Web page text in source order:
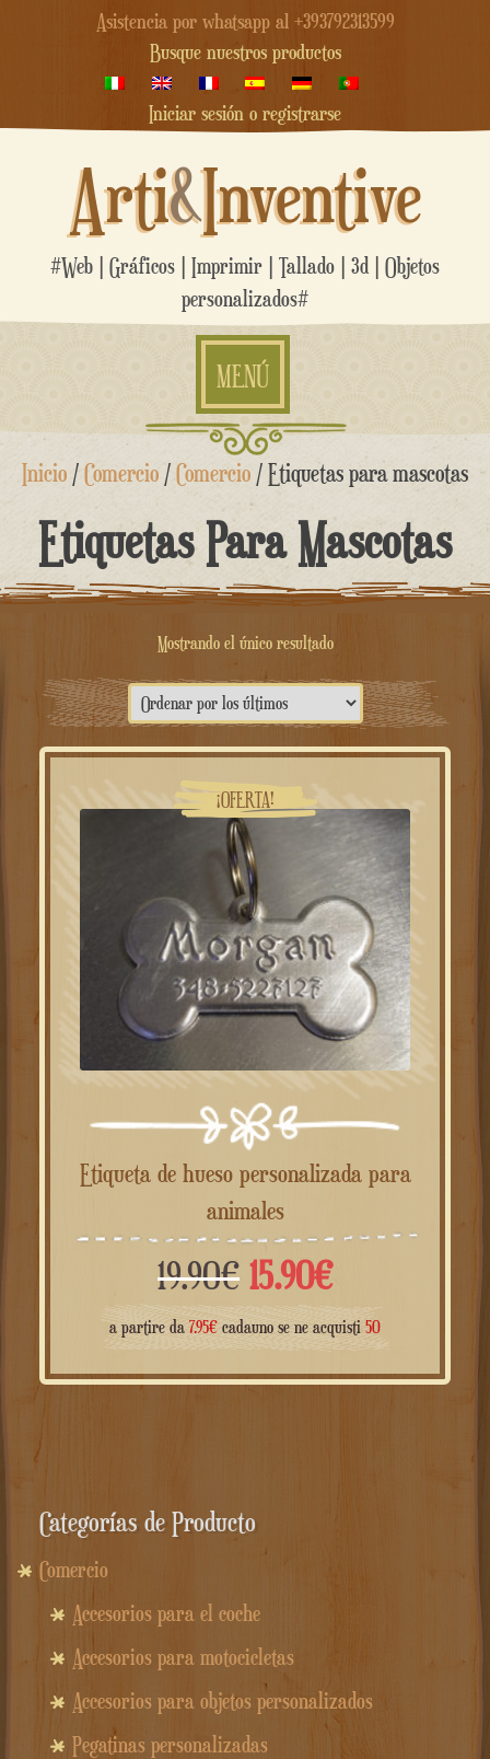
Asistencia por whatsapp al +393792313599
Busque nuestros productos
Iniciar sesión o registrarse
Arti&Inventive
#Web | Gráficos | Imprimir | Tallado | 3d | Objetos
personalizados#
MENÚ
saltar
Inicio /Comercio/Comercio / Etiquetas para mascotas
Etiquetas Para Mascotas
Mostrando el único resultado
¡OFERTA!
Etiqueta de hueso personalizada para
animales
19.90€ El
precio
original
15.90€El
precio
actual
a partire da 7.95€ cadauno se ne acquisti50
Categorías de Producto
Comercio
Accesorios para el coche
Accesorios para motocicletas
Accesorios para objetos personalizados
Pegatinas personalizadas